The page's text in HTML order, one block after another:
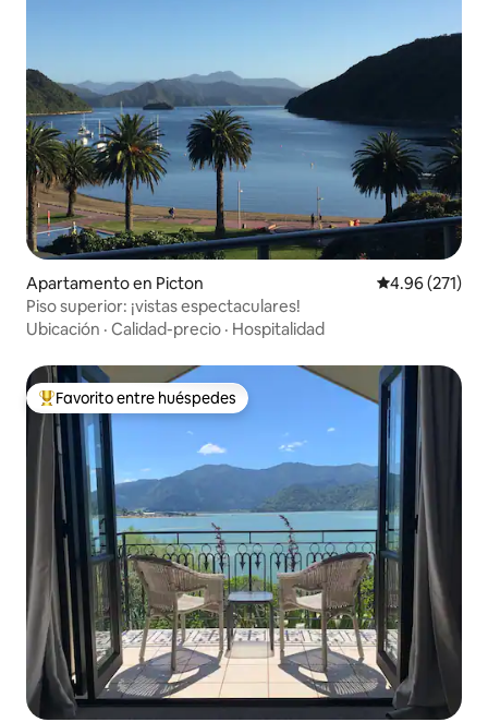
Apartamento en Picton Calificación
4.96 (271)
Piso superior: ¡vistas espectaculares!
Ubicación · Calidad-precio · Hospitalidad
Favorito entre huéspedes preferido
Favorito entre huéspedes